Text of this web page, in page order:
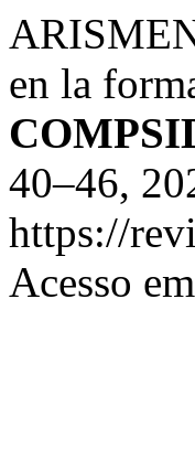
en la
40–46,
https://
Acesso